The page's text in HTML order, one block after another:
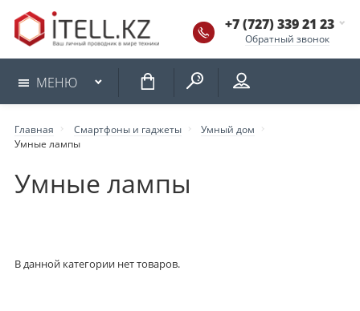
+7 (727) 339 21 23
Обратный звонок
МЕНЮ КОРЗИНА
Главная Смартфоны и гаджеты
Умный дом
Умные лампы
Умные лампы
В данной категории нет товаров.